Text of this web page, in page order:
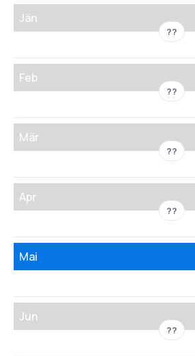
Jän
??
Feb
??
Mär
??
Apr
??
Mai
Jun
??